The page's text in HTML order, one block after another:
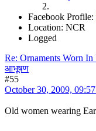
Facebook Profile:
Location: NCR
Logged
Re: Ornaments Worn
आभूषण
#55
October 30, 2009,
Old women wearing